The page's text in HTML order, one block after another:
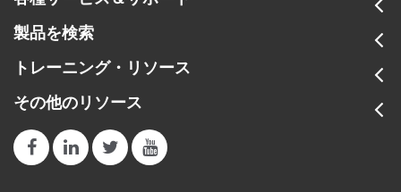
7.1"
塗料＆塗装
ファームウェア
-
よくある質問
W90 Series Brochure
ブログ
製品を検索
トレーニング・リソース
その他のリソース